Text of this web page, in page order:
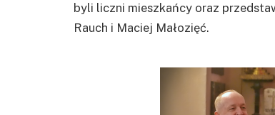
byli liczni mieszkańcy oraz
Rauch i Maciej Małozięć.